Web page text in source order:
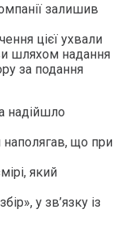
залишив
цієї ухвали
шляхом надання
за подання
надійшло
наполягав, що при
який
у зв’язку із